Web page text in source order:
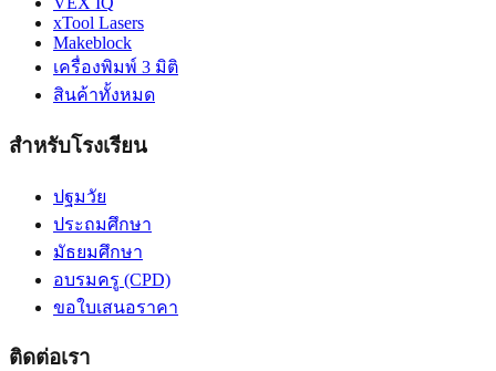
xTool Lasers
Makeblock
เครื่องพิมพ์ 3 มิติ
สินค้าทั้งหมด
สำหรับโรงเรียน
ปฐมวัย
ประถมศึกษา
มัธยมศึกษา
อบรมครู (CPD)
ขอใบเสนอราคา
ติดต่อเรา